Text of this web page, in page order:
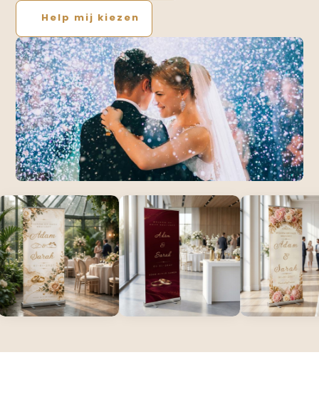
Help mij kiezen